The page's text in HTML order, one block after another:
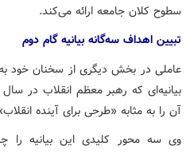
سطوح کلان جامعه ارائه می‌کند.
تبیین اهداف سه‌گانه بیانیه گام دوم
عاملی در بخش دیگری از سخنان خود به
آن را به مثابه «طرحی برای آینده
وی سه محور کلیدی این بیانیه را